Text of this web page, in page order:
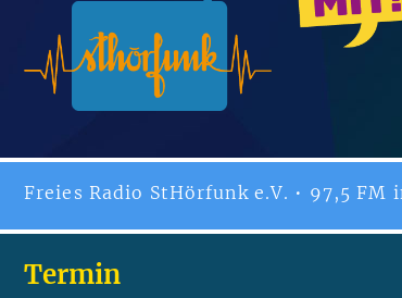
Freies Radio StHörfunke.V. • 97,5 FM
Termin